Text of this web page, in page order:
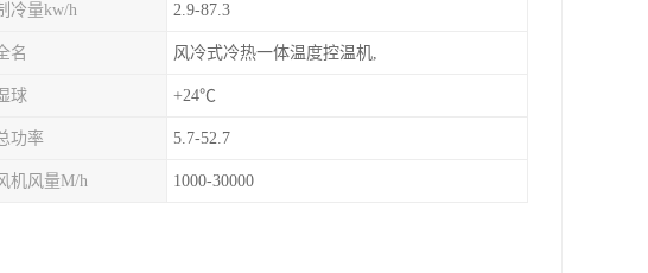
冷量kw/h 2.9-87.3
名 风冷式冷热一体温度控温机,
球 +24℃
功率 5.7-52.7
机风量M/h 1000-30000